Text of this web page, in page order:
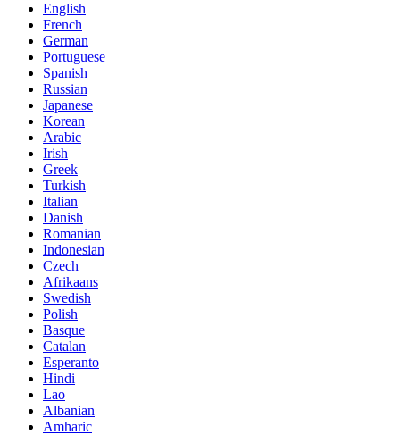
English
French
German
Portuguese
Spanish
Russian
Japanese
Korean
Arabic
Irish
Greek
Turkish
Italian
Danish
Romanian
Indonesian
Czech
Afrikaans
Swedish
Polish
Basque
Catalan
Esperanto
Hindi
Lao
Albanian
Amharic